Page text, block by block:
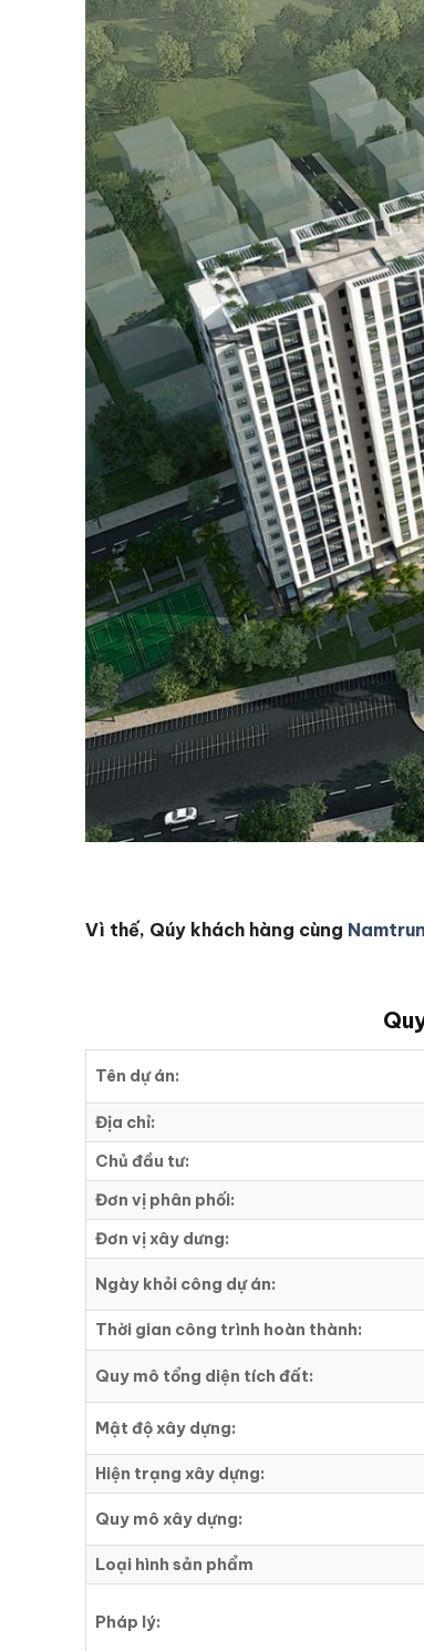
Vì thế, Qúy khách hàng cùng
Tên dự án:
Địa chỉ:
Chủ đầu tư:
Đơn vị phân phối:
Đơn vị xây dưng:
Ngày khỏi công dự án:
Thời gian công trình hoàn thành:
Quy mô tổng diện tích đất:
Mật độ xây dựng:
Hiện trạng xây dựng:
Quy mô xây dựng:
Loại hình sản phẩm
Pháp lý: